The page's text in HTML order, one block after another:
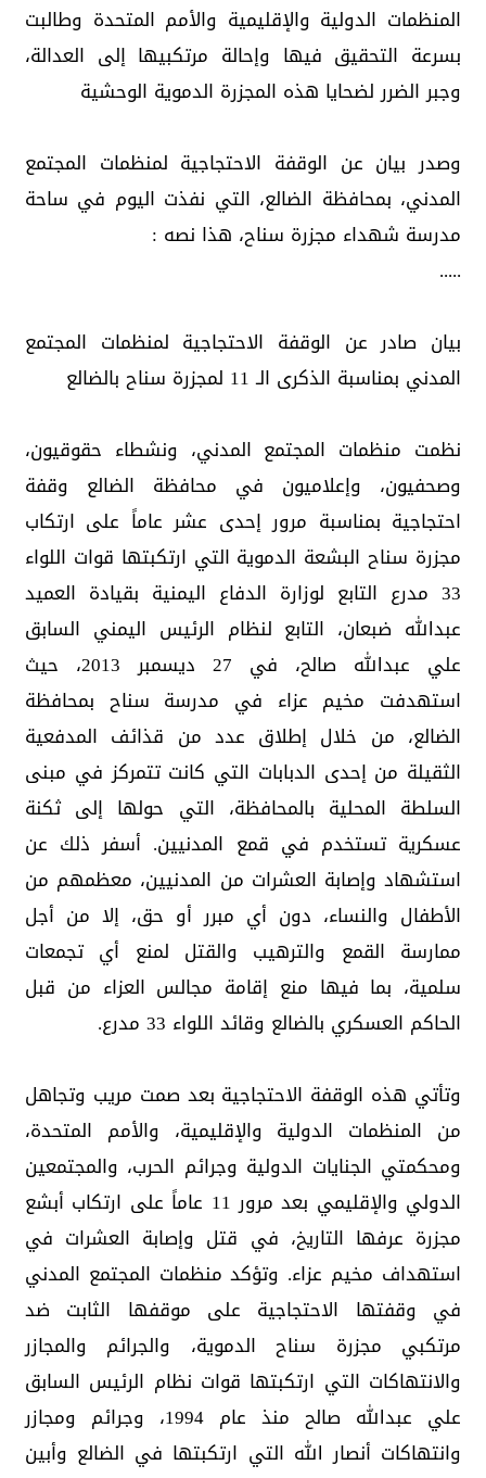
المنظمات الدولية والإقليمية والأمم المتحدة وطالبت
بسرعة التحقيق فيها وإحالة مرتكبيها إلى العدالة،
وجبر الضرر لضحايا هذه المجزرة الدموية الوحشية
وصدر بيان عن الوقفة الاحتجاجية لمنظمات المجتمع
المدني، بمحافظة الضالع، التي نفذت اليوم في ساحة
مدرسة شهداء مجزرة سناح، هذا نصه :
.....
بيان صادر عن الوقفة الاحتجاجية لمنظمات المجتمع
المدني بمناسبة الذكرى الـ 11 لمجزرة سناح بالضالع
نظمت منظمات المجتمع المدني، ونشطاء حقوقيون،
وصحفيون، وإعلاميون في محافظة الضالع وقفة
احتجاجية بمناسبة مرور إحدى عشر عاماً على ارتكاب
مجزرة سناح البشعة الدموية التي ارتكبتها قوات اللواء
33 مدرع التابع لوزارة الدفاع اليمنية بقيادة العميد
عبدالله ضبعان، التابع لنظام الرئيس اليمني السابق
علي عبدالله صالح، في 27 ديسمبر 2013، حيث
استهدفت مخيم عزاء في مدرسة سناح بمحافظة
الضالع، من خلال إطلاق عدد من قذائف المدفعية
الثقيلة من إحدى الدبابات التي كانت تتمركز في مبنى
السلطة المحلية بالمحافظة، التي حولها إلى ثكنة
عسكرية تستخدم في قمع المدنيين. أسفر ذلك عن
استشهاد وإصابة العشرات من المدنيين، معظمهم من
الأطفال والنساء، دون أي مبرر أو حق، إلا من أجل
ممارسة القمع والترهيب والقتل لمنع أي تجمعات
سلمية، بما فيها منع إقامة مجالس العزاء من قبل
الحاكم العسكري بالضالع وقائد اللواء 33 مدرع.
وتأتي هذه الوقفة الاحتجاجية بعد صمت مريب وتجاهل
من المنظمات الدولية والإقليمية، والأمم المتحدة،
ومحكمتي الجنايات الدولية وجرائم الحرب، والمجتمعين
الدولي والإقليمي بعد مرور 11 عاماً على ارتكاب أبشع
مجزرة عرفها التاريخ، في قتل وإصابة العشرات في
استهداف مخيم عزاء. وتؤكد منظمات المجتمع المدني
في وقفتها الاحتجاجية على موقفها الثابت ضد
مرتكبي مجزرة سناح الدموية، والجرائم والمجازر
والانتهاكات التي ارتكبتها قوات نظام الرئيس السابق
علي عبدالله صالح منذ عام 1994، وجرائم ومجازر
وانتهاكات أنصار الله التي ارتكبتها في الضالع وأبين